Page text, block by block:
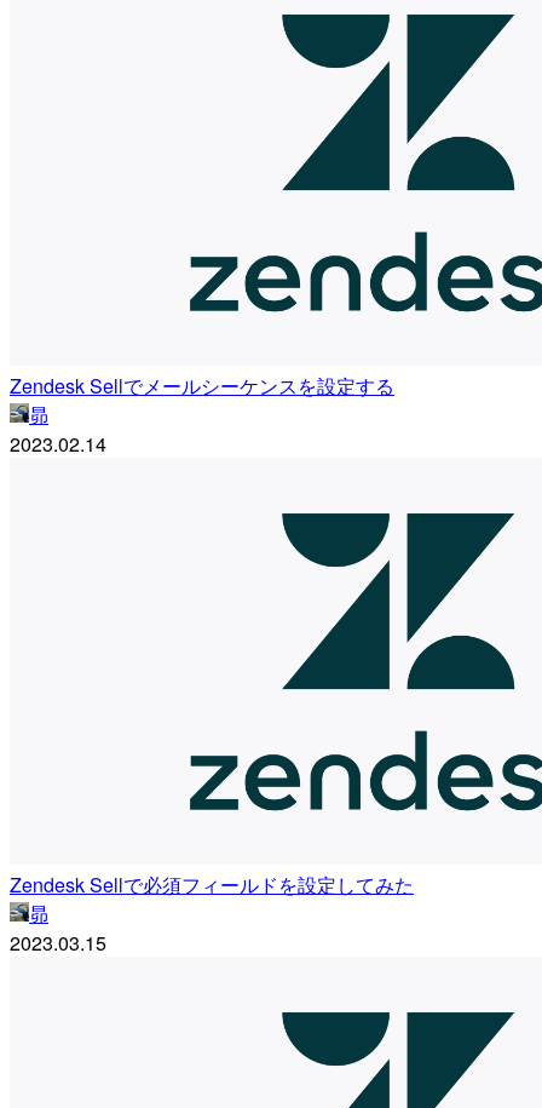
Zendesk Sellでメールシーケンスを設定する
昴
2023.02.14
Zendesk Sellで必須フィールドを設定してみた
昴
2023.03.15